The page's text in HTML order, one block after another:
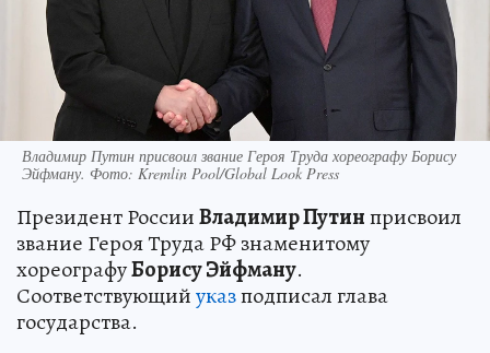
Владимир Путин присвоил звание Героя Труда хореографу Борису
Эйфману. Фото: Kremlin Pool/Global Look Press
Президент РоссииВладимир Путинприсвоил
звание Героя Труда РФ знаменитому
хореографуБорису Эйфману.
Соответствующийуказподписал глава
государства.